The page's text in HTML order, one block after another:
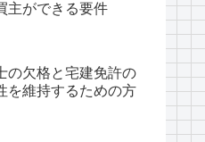
主ができる要件
の欠格と宅建免許の
を維持するための方